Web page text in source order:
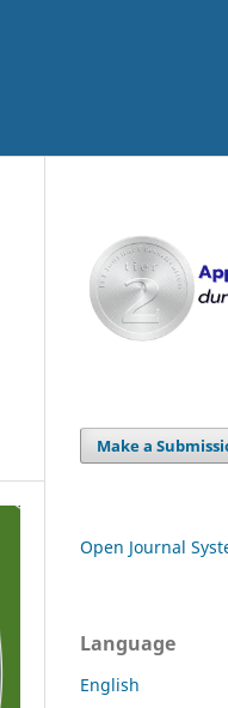
Make a
Open Journal
Language
English